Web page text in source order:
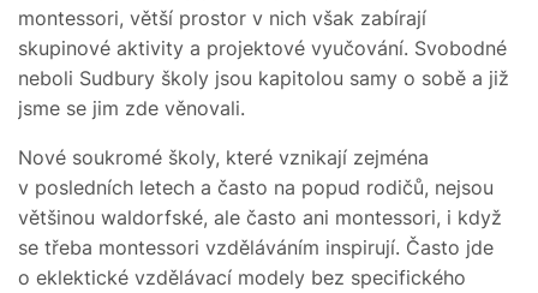
montessori, větší prostor v nich však zabírají
skupinové aktivity a projektové vyučování. Svobodné
neboli Sudbury školy jsou kapitolou samy o sobě a již
jsme se jim zde věnovali.
Nové soukromé školy, které vznikají zejména
v posledních letech a často na popud rodičů, nejsou
většinou waldorfské, ale často ani montessori, i když
se třeba montessori vzděláváním inspirují. Často jde
o eklektické vzdělávací modely bez specifického